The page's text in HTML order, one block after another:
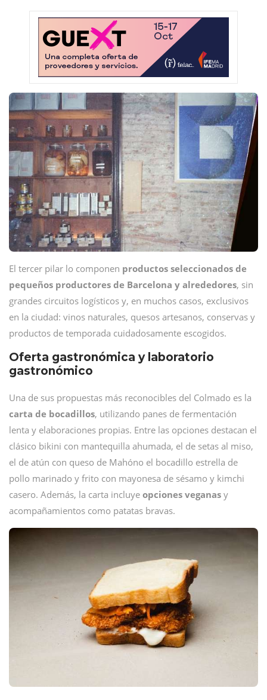
El tercer pilar lo componen productos seleccionados de
pequeños productores de Barcelona y alrededores, sin
grandes circuitos logísticos y, en muchos casos, exclusivos
en la ciudad: vinos naturales, quesos artesanos, conservas y
productos de temporada cuidadosamente escogidos.
Oferta gastronómica y laboratorio
gastronómico
Una de sus propuestas más reconocibles del Colmado es la
carta de bocadillos, utilizando panes de fermentación
lenta y elaboraciones propias. Entre las opciones destacan el
clásico bikini con mantequilla ahumada, el de setas al miso,
el de atún con queso de Mahóno el bocadillo estrella de
pollo marinado y frito con mayonesa de sésamo y kimchi
casero. Además, la carta incluye opciones veganas y
acompañamientos como patatas bravas.